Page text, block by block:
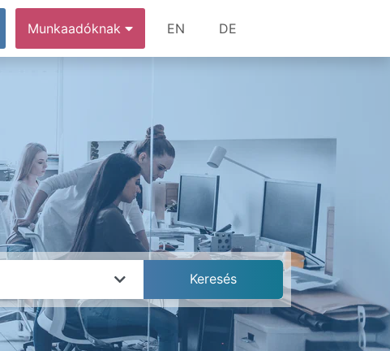
Munkaadóknak EN DE